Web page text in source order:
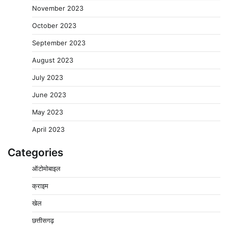
November 2023
October 2023
September 2023
August 2023
July 2023
June 2023
May 2023
April 2023
Categories
ऑटोमोबाइल
क्राइम
खेल
छत्तीसगढ़
नाग पंचमी तक चलेगी 10 दिवसीय यात्रा, 5 लाख श्रद्धालुओं के